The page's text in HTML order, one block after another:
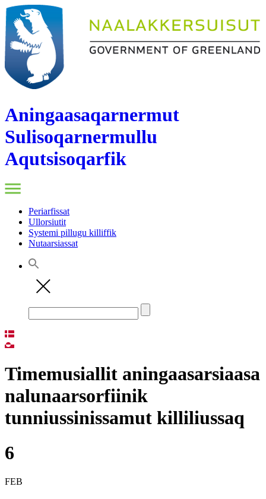
Aningaasaqarnermut
Sulisoqarnermullu
Aqutsisoqarfik
Periarfissat
Ullorsiutit
Systemi pillugu killiffik
Nutaarsiassat
Timemusiallit aningaasarsiaasa
nalunaarsorfiinik
tunniussinissamut killiliussaq
6
FEB